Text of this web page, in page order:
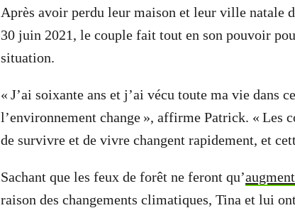
Après avoir perdu leur maison et leur ville natale
30 juin 2021, le couple fait tout en son pouvoir
situation.
« J’ai soixante ans et j’ai vécu toute ma vie dans
l’environnement change », affirme Patrick. « Les
de survivre et de vivre changent rapidement, et
Sachant que les feux de forêt ne feront qu’
raison des changements climatiques, Tina et lui